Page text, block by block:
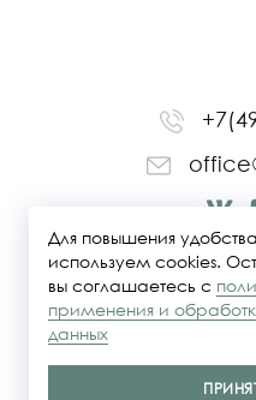
Для повышения
используем cookies.
вы соглашаетесь с
применения и
данных